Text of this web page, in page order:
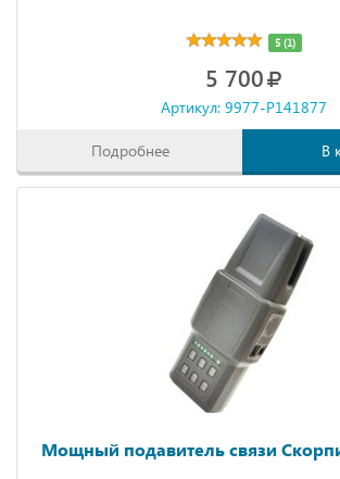
5 (1)
5 700
Артикул: 9977-P141877
Подробнее В
Мощный подавитель связи